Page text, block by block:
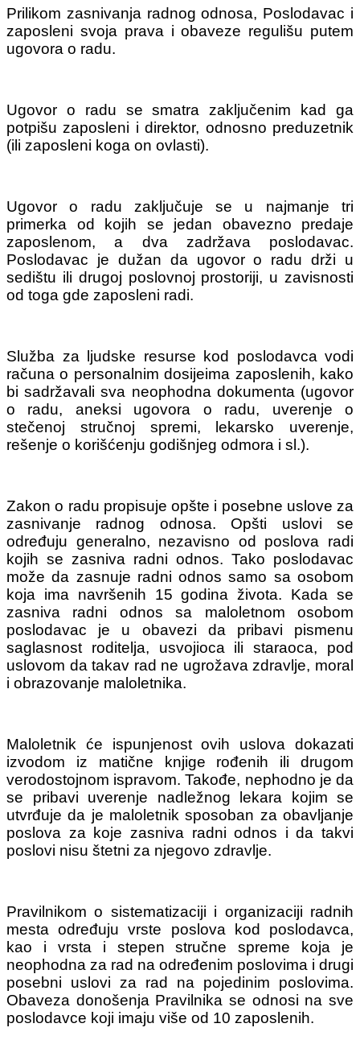
Prilikom zasnivanja radnog odnosa, Poslodavac i
zaposleni svoja prava i obaveze regulišu putem
ugovora o radu.
Ugovor o radu se smatra zaključenim kad ga
potpišu zaposleni i direktor, odnosno preduzetnik
(ili zaposleni koga on ovlasti).
Ugovor o radu zaključuje se u najmanje tri
primerka od kojih se jedan obavezno predaje
zaposlenom, a dva zadržava poslodavac.
Poslodavac je dužan da ugovor o radu drži u
sedištu ili drugoj poslovnoj prostoriji, u zavisnosti
od toga gde zaposleni radi.
Služba za ljudske resurse kod poslodavca vodi
računa o personalnim dosijeima zaposlenih, kako
bi sadržavali sva neophodna dokumenta (ugovor
o radu, aneksi ugovora o radu, uverenje o
stečenoj stručnoj spremi, lekarsko uverenje,
rešenje o korišćenju godišnjeg odmora i sl.).
Zakon o radu propisuje opšte i posebne uslove za
zasnivanje radnog odnosa. Opšti uslovi se
određuju generalno, nezavisno od poslova radi
kojih se zasniva radni odnos. Tako poslodavac
može da zasnuje radni odnos samo sa osobom
koja ima navršenih 15 godina života. Kada se
zasniva radni odnos sa maloletnom osobom
poslodavac je u obavezi da pribavi pismenu
saglasnost roditelja, usvojioca ili staraoca, pod
uslovom da takav rad ne ugrožava zdravlje, moral
i obrazovanje maloletnika.
Maloletnik će ispunjenost ovih uslova dokazati
izvodom iz matične knjige rođenih ili drugom
verodostojnom ispravom. Takođe, nephodno je da
se pribavi uverenje nadležnog lekara kojim se
utvrđuje da je maloletnik sposoban za obavljanje
poslova za koje zasniva radni odnos i da takvi
poslovi nisu štetni za njegovo zdravlje.
Pravilnikom o sistematizaciji i organizaciji radnih
mesta određuju vrste poslova kod poslodavca,
kao i vrsta i stepen stručne spreme koja je
neophodna za rad na određenim poslovima i drugi
posebni uslovi za rad na pojedinim poslovima.
Obaveza donošenja Pravilnika se odnosi na sve
poslodavce koji imaju više od 10 zaposlenih.